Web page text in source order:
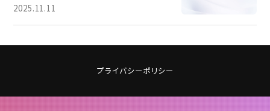
2025.11.11
プライバシーポリシー